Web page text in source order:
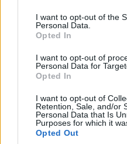
I want to opt-out of the
Personal Data.
Opted In
I want to opt-out of
Personal Data for
Opted In
I want to opt-out of
Retention, Sale, and/or
Personal Data that Is
Purposes for which it
Opted Out
ARTICLES CONNEXES